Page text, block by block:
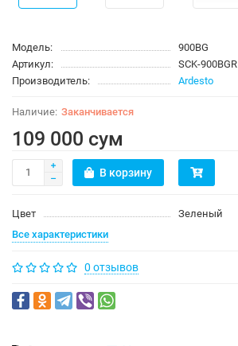
Модель:
900BG
Артикул:
SCK-900BGR
Производитель:
Ardesto
Заканчивается
109 000 сум
В корзину
Цвет
Зеленый
Все характеристики
0 отзывов